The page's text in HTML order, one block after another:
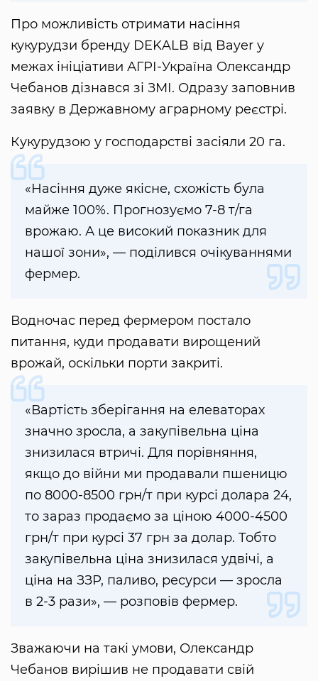
Про можливість отримати насіння
кукурудзи бренду DEKALB від Bayer у
межах ініціативи АГРІ-Україна Олександр
Чебанов дізнався зі ЗМІ. Одразу заповнив
заявку в Державному аграрному реєстрі.
Кукурудзою у господарстві засіяли 20 га.
«Насіння дуже якісне, схожість була
майже 100%. Прогнозуємо 7-8 т/га
врожаю. А це високий показник для
нашої зони», — поділився очікуваннями
фермер.
Водночас перед фермером постало
питання, куди продавати вирощений
врожай, оскільки порти закриті.
«Вартість зберігання на елеваторах
значно зросла, а закупівельна ціна
знизилася втричі. Для порівняння,
якщо до війни ми продавали пшеницю
по 8000-8500 грн/т при курсі долара 24,
то зараз продаємо за ціною 4000-4500
грн/т при курсі 37 грн за долар. Тобто
закупівельна ціна знизилася удвічі, а
ціна на ЗЗР, паливо, ресурси — зросла
в 2-3 рази», — розповів фермер.
Зважаючи на такі умови, Олександр
Чебанов вирішив не продавати свій